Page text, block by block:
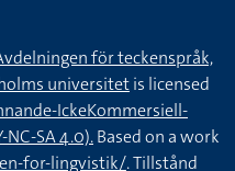
för teckenspråk,
universitetis licensed
IckeKommersiell-
NC-SA 4.0).Based on a work
for-lingvistik/. Tillstånd